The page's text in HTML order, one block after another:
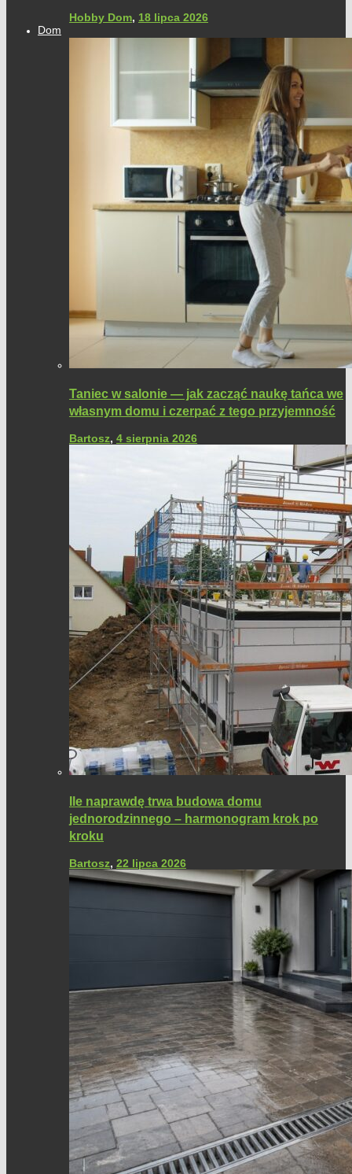
Hobby Dom, 18 lipca 2026
Dom
Taniec w salonie — jak zacząć naukę tańca we
własnym domu i czerpać z tego przyjemność
Bartosz, 4 sierpnia 2026
Ile naprawdę trwa budowa domu
jednorodzinnego – harmonogram krok po
kroku
Bartosz, 22 lipca 2026